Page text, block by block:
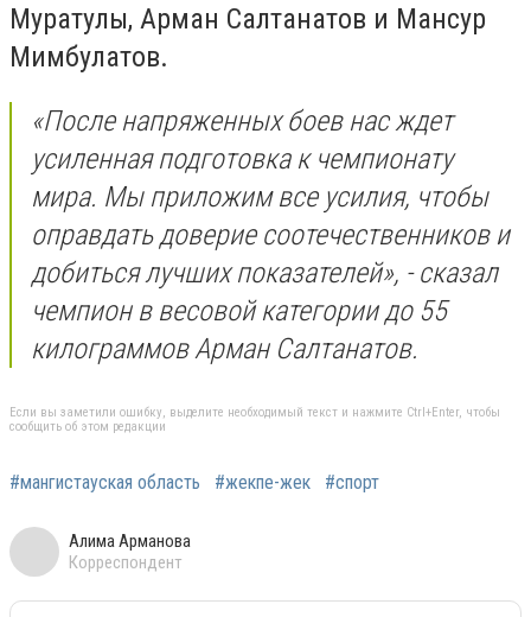
Муратулы, Арман Салтанатов и Мансур
Мимбулатов.
«После напряженных боев нас ждет
усиленная подготовка к чемпионату
мира. Мы приложим все усилия, чтобы
оправдать доверие соотечественников и
добиться лучших показателей», - сказал
чемпион в весовой категории до 55
килограммов Арман Салтанатов.
Если вы заметили ошибку, выделите необходимый текст и нажмите Ctrl+Enter, чтобы
сообщить об этом редакции
#мангистауская область #жекпе-жек #спорт
Алима Арманова
Корреспондент